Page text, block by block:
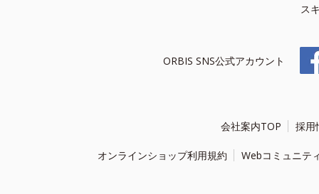
ス
ORBIS SNS公式アカウント
会社案内TOP 採用
オンラインショップ利用規約 Webコミュニテ